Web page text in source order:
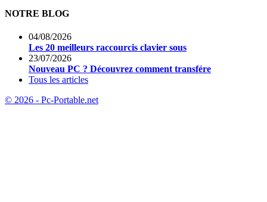
NOTRE BLOG
04/08/2026
Les 20 meilleurs raccourcis clavier sous
23/07/2026
Nouveau PC ? Découvrez comment transfére
Tous les articles
© 2026 - Pc-Portable.net